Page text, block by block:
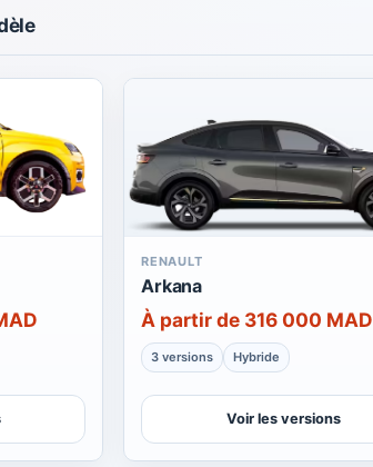
RENAULT
Arkana
À partir de 316 000 MAD
3 versions Hybride
Voir les versions